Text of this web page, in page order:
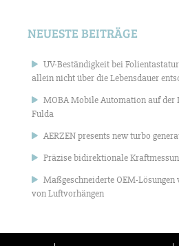
NEUESTE BEITRÄGE
UV-Beständigkeit bei
allein nicht über die Lebensdauer
MOBA Mobile Automation auf der
Fulda
AERZEN presents new turbo
Präzise bidirektionale
Maßgeschneiderte OEM-
von Luftvorhängen